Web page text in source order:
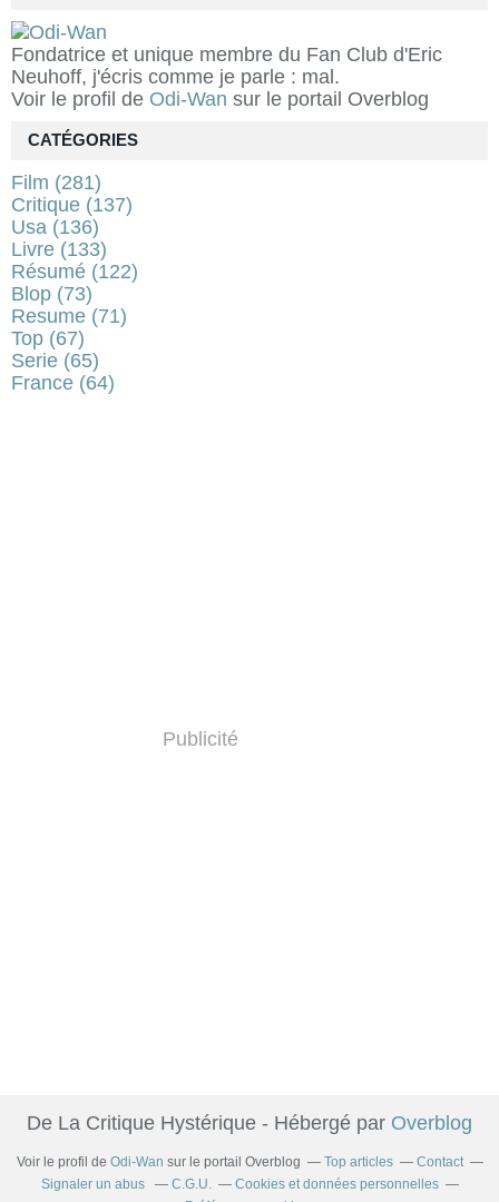
Fondatrice et unique membre du Fan Club d'Eric
Neuhoff, j'écris comme je parle : mal.
Voir le profil de Odi-Wan sur le portail Overblog
CATÉGORIES
Film (281)
Critique (137)
Usa (136)
Livre (133)
Résumé (122)
Blop (73)
Resume (71)
Top (67)
Serie (65)
France (64)
Publicité
De La Critique Hystérique - Hébergé par Overblog
Voir le profil de Odi-Wan sur le portail Overblog Top articles
Contact
Signaler un abus
C.G.U.
Cookies et données personnelles